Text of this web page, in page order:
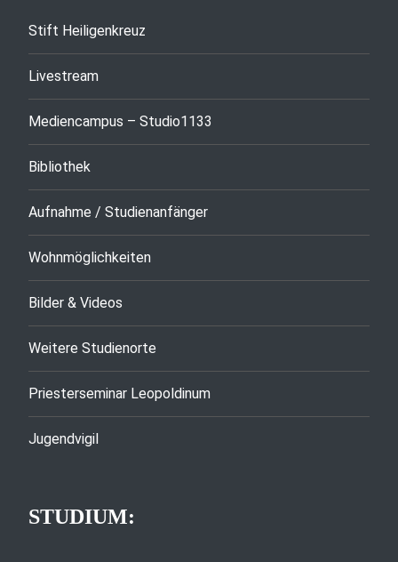
Stift Heiligenkreuz
Livestream
Mediencampus – Studio1133
Bibliothek
Aufnahme / Studienanfänger
Wohnmöglichkeiten
Bilder & Videos
Weitere Studienorte
Priesterseminar Leopoldinum
Jugendvigil
STUDIUM: